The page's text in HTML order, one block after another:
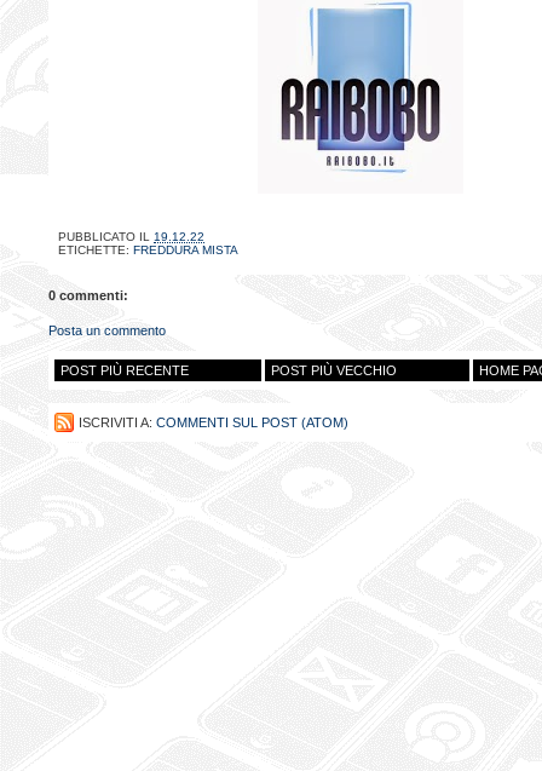
PUBBLICATO IL 19.12.22
ETICHETTE: FREDDURA MISTA
0 commenti:
Posta un commento
POST PIÙ RECENTE POST PIÙ VECCHIO HOME
ISCRIVITI A: COMMENTI SUL POST (ATOM)